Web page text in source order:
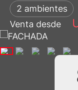
2 ambientes
Venta desde